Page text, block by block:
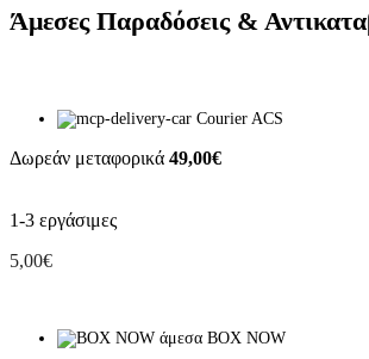
Άμεσες Παραδόσεις &
Courier ACS
Δωρεάν μεταφορικά 49,00€
1-3 εργάσιμες
5,00€
BOX NOW